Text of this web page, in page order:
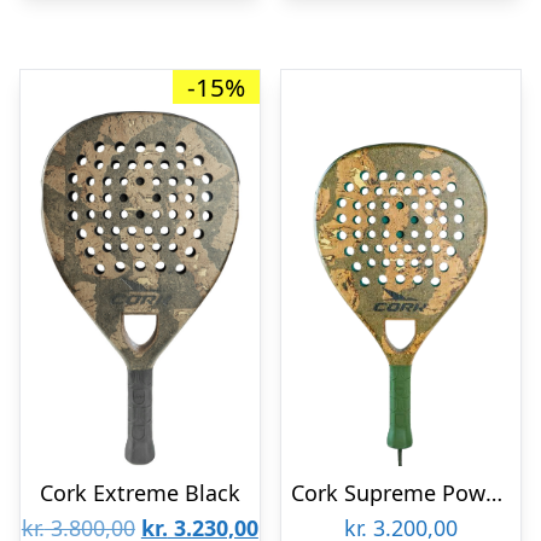
-15%
Cork Extreme Black
kr.3.800,00 Den
kr. 3.230,00Den
Cork Supreme Power III Padelbat
kr. 3.200,00